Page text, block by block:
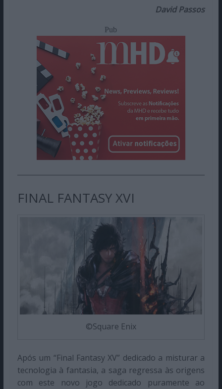
David Passos
Pub
FINAL FANTASY XVI
©Square Enix
Após um “Final Fantasy XV” dedicado a misturar a
tecnologia à fantasia, a saga regressa às origens
com este novo jogo dedicado puramente ao